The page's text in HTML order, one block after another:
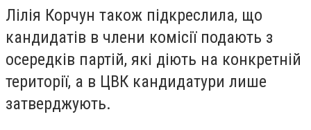
Лілія Корчун також підкреслила, що
кандидатів в члени комісії подають з
осередків партій, які діють на конкретній
території, а в ЦВК кандидатури лише
затверджують.